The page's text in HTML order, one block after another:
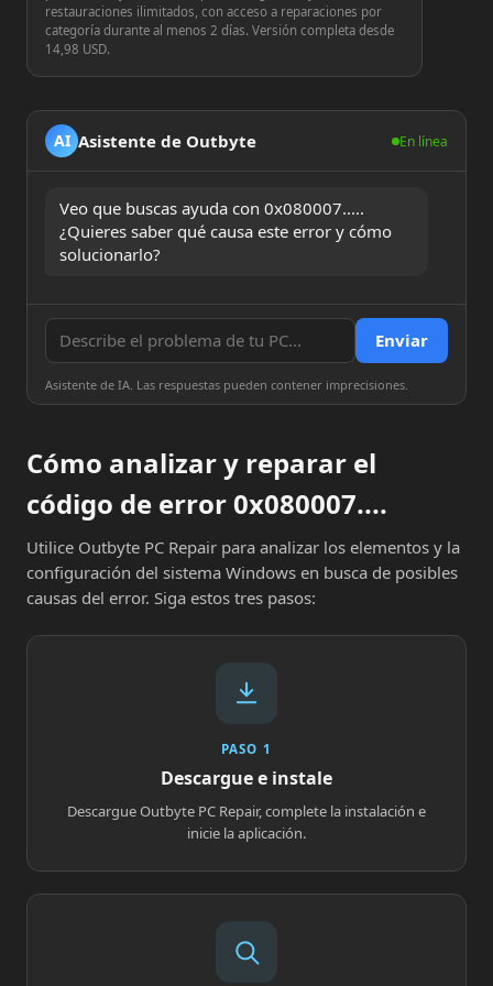
restauraciones ilimitados, con acceso a reparaciones por
categoría durante al menos 2 días. Versión completa desde
14,98 USD.
AI Asistente de Outbyte En línea
Veo que buscas ayuda con 0x080007.....
¿Quieres saber qué causa este error y cómo
solucionarlo?
Enviar
Asistente de IA. Las respuestas pueden contener imprecisiones.
Cómo analizar y reparar el
código de error 0x080007....
Utilice Outbyte PC Repair para analizar los elementos y la
configuración del sistema Windows en busca de posibles
causas del error. Siga estos tres pasos:
PASO 1
Descargue e instale
Descargue Outbyte PC Repair, complete la instalación e
inicie la aplicación.